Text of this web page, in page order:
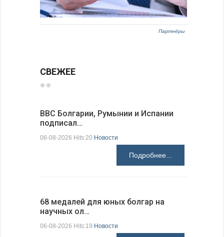
Партнёры
СВЕЖЕЕ
ВВС Болгарии, Румынии и Испании
подписал…
06-08-2026 Hits:20 Новости
Подробнее...
68 медалей для юных болгар на
научных ол…
06-08-2026 Hits:19 Новости